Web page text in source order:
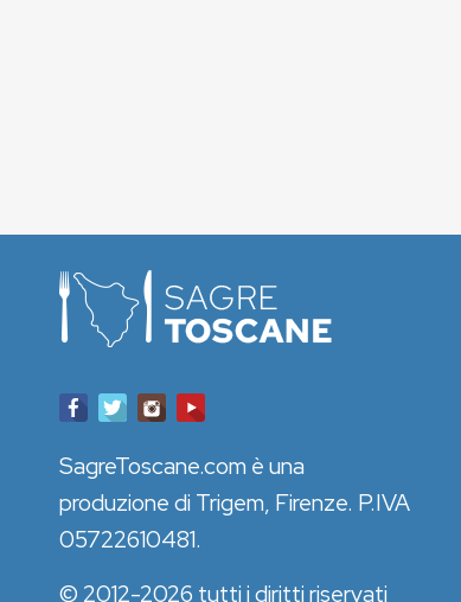
SagreToscane.com è una
produzione di Trigem, Firenze. P.IVA
05722610481.
© 2012-2026 tutti i diritti riservati